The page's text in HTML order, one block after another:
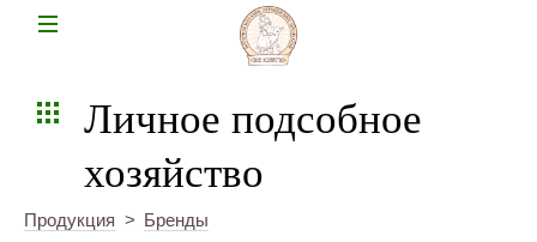
Личное подсобное
хозяйство
Продукция > Бренды